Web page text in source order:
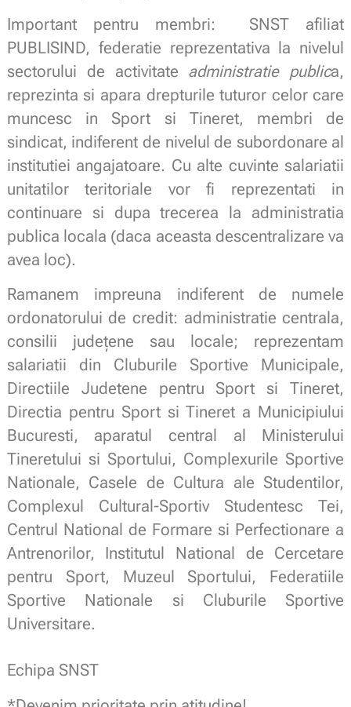
Important pentru membri: SNST afiliat
PUBLISIND, federatie reprezentativa la nivelul
sectorului de activitate administratie publica,
reprezinta si apara drepturile tuturor celor care
muncesc in Sport si Tineret, membri de
sindicat, indiferent de nivelul de subordonare al
institutiei angajatoare. Cu alte cuvinte salariatii
unitatilor teritoriale vor fi reprezentati in
continuare si dupa trecerea la administratia
publica locala (daca aceasta descentralizare va
avea loc).
Ramanem impreuna indiferent de numele
ordonatorului de credit: administratie centrala,
consilii judeţene sau locale; reprezentam
salariatii din Cluburile Sportive Municipale,
Directiile Judetene pentru Sport si Tineret,
Directia pentru Sport si Tineret a Municipiului
Bucuresti, aparatul central al Ministerului
Tineretului si Sportului, Complexurile Sportive
Nationale, Casele de Cultura ale Studentilor,
Complexul Cultural-Sportiv Studentesc Tei,
Centrul National de Formare si Perfectionare a
Antrenorilor, Institutul National de Cercetare
pentru Sport, Muzeul Sportului, Federatiile
Sportive Nationale si Cluburile Sportive
Universitare.
Echipa SNST